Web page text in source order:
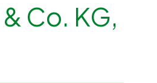
Co. KG,